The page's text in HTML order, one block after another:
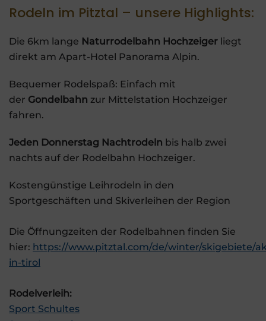
Rodeln im Pitztal – unsere Highlights:
Die 6km lange Naturrodelbahn Hochzeiger liegt
direkt am Apart-Hotel Panorama Alpin.
Bequemer Rodelspaß: Einfach mit
der Gondelbahn zur Mittelstation Hochzeiger
fahren.
Jeden Donnerstag Nachtrodeln bis halb zwei
nachts auf der Rodelbahn Hochzeiger.
Kostengünstige Leihrodeln in den
Sportgeschäften und Skiverleihen der Region
Die Öffnungzeiten der Rodelbahnen finden Sie
hier: https://www.pitztal.com/de/winter/skigebiete/
in-tirol
Rodelverleih:
Sport Schultes